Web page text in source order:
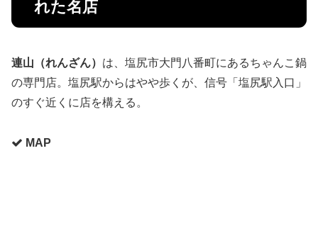
れた名店
連山（れんざん） は、塩尻市大門八番町にあるちゃんこ鍋
の専門店。塩尻駅からはやや歩くが、信号「塩尻駅入口」
のすぐ近くに店を構える。
MAP